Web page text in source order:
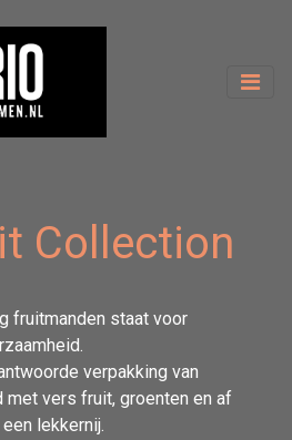
Collection
fruitmanden staat voor
verpakking van
vers fruit, groenten en af
lekkernij.